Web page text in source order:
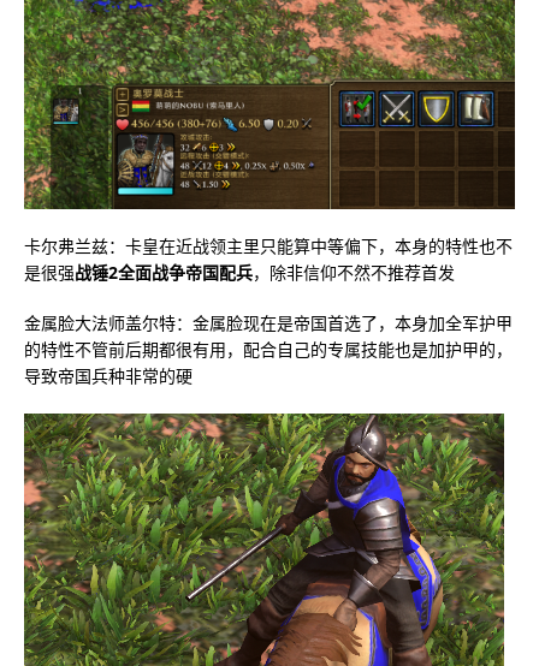
卡尔弗兰兹：卡皇在近战领主里只能算中等偏下，本身的特性也不
是很强战锤2全面战争帝国配兵，除非信仰不然不推荐首发
金属脸大法师盖尔特：金属脸现在是帝国首选了，本身加全军护甲
的特性不管前后期都很有用，配合自己的专属技能也是加护甲的，
导致帝国兵种非常的硬